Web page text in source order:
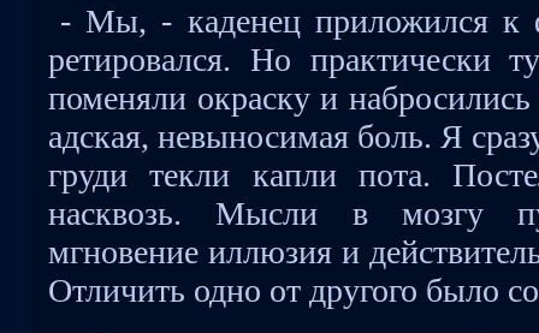
- Мы, - каденец приложился к
ретировался. Но практически
поменяли окраску и
адская, невыносимая боль. Я
груди текли капли пота.
насквозь. Мысли в мозгу
мгновение иллюзия и
Отличить одно от другого было